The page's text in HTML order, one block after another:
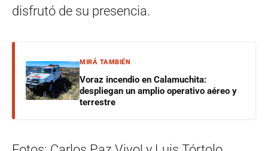
disfrutó de su presencia.
MIRÁ TAMBIÉN
Voraz incendio en Calamuchita:
despliegan un amplio operativo aéreo y
terrestre